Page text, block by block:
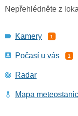
Nepřehlédněte z
Kamery 1
Počasí u vás 1
Radar
Mapa meteostanic